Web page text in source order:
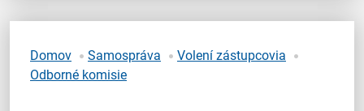
Samospráva
Domov Samospráva
Volení zástupcovia
Odborné komisie